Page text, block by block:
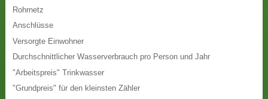
Rohrnetz
Anschlüsse
Versorgte Einwohner
Durchschnittlicher Wasserverbrauch pro Person und Jahr
"Arbeitspreis" Trinkwasser
"Grundpreis" für den kleinsten Zähler